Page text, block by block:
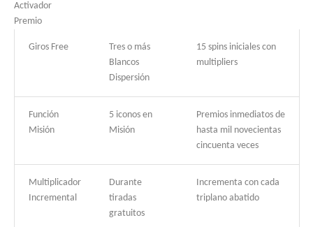
Activador
Premio
Giros Free
Tres o más
Blancos
Dispersión
15 spins iniciales con
multipliers
Función
Misión
5 iconos en
Misión
Premios inmediatos de
hasta mil novecientas
cincuenta veces
Multiplicador
Incremental
Durante
tiradas
gratuitos
Incrementa con cada
triplano abatido